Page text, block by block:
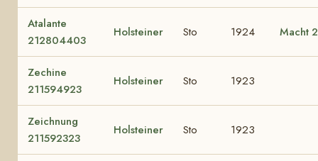
Atalante
212804403
Holsteiner Sto 1924 Macht
Zechine
211594923
Holsteiner Sto 1923
Zeichnung
211592323
Holsteiner Sto 1923